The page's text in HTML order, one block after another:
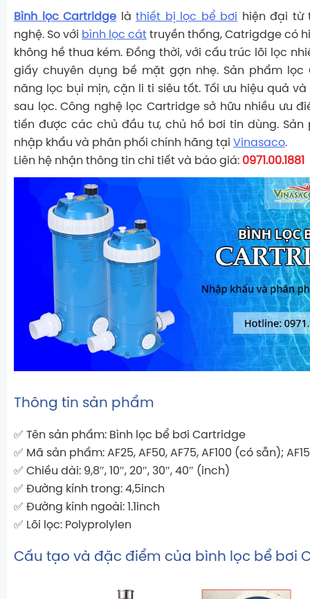
Bình lọc Cartridge làthiết bị lọc bể bơi hiện đại từ
nghệ. So với bình lọc cát truyền thống, Catrigdge có
không hề thua kém. Đồng thời, với cấu trúc lõi lọc
giấy chuyên dụng bề mặt gợn nhẹ. Sản phẩm lọc
năng lọc bụi mịn, cặn li ti siêu tốt. Tối ưu hiệu quả
sau lọc. Công nghệ lọc Cartridge sở hữu nhiều ưu
tiến được các chủ đầu tư, chủ hồ bơi tin dùng. Sản
nhập khẩu và phân phối chính hãng tại Vinasaco.
Liên hệ nhận thông tin chi tiết và báo giá: 0971.00.1881
Thông tin sản phẩm
✅ Tên sản phẩm: Bình lọc bể bơi Cartridge
✅ Mã sản phẩm: AF25, AF50, AF75, AF100 (có sẵn);
✅ Chiều dài: 9,8″, 10″, 20″, 30″, 40″ (inch)
✅ Đường kính trong: 4,5inch
✅ Đường kính ngoài: 1.1inch
✅ Lõi lọc: Polyprolylen
Cấu tạo và đặc điểm của bình lọc bể bơi